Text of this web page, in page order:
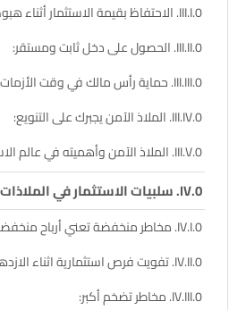
الاحتفاظ بقيمة الاستثمار أثناء
الحصول على دخل ثابت ومستقر:
حماية رأس مالك في وقت
الملاذ الآمن يجبرك على التنويع:
الملاذ الآمن وأهميته في عالم
سلبيات الاستثمار في
مخاطر منخفضة تعني أرباح
تفويت فرص استثمارية اثناء
مخاطر تضخم أكبر: